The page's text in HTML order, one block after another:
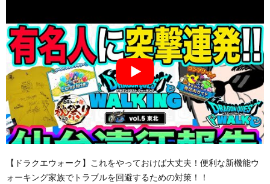
【ドラクエウォーク】これをやっておけば大丈夫！便利な新機能ウ
ォーキング家族でトラブルを回避するための対策！！